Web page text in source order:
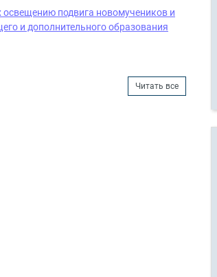
подвига новомучеников и
и дополнительного образования
Читать все